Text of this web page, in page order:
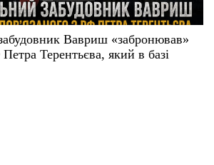
Вавриш «забронював»
Терентьєва, який в базі